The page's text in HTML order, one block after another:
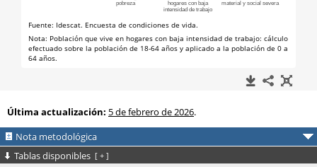
Última actualización: 5 de febrero de 2026.
Nota metodológica
Tablas disponibles [ + ]